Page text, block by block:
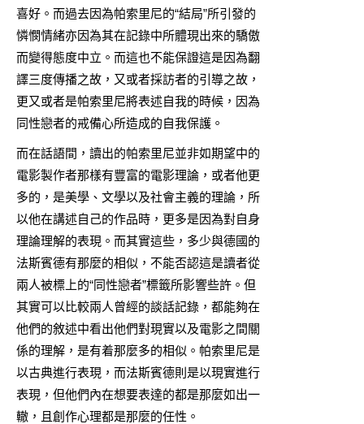
喜好。而過去因為帕索里尼的“結局”所引發的
憐憫情緒亦因為其在記錄中所體現出來的驕傲
而變得態度中立。而這也不能保證這是因為翻
譯三度傳播之故，又或者採訪者的引導之故，
更又或者是帕索里尼將表述自我的時候，因為
同性戀者的戒備心所造成的自我保護。
而在話語間，讀出的帕索里尼並非如期望中的
電影製作者那樣有豐富的電影理論，或者他更
多的，是美學、文學以及社會主義的理論，所
以他在講述自己的作品時，更多是因為對自身
理論理解的表現。而其實這些，多少與德國的
法斯賓德有那麼的相似，不能否認這是讀者從
兩人被標上的“同性戀者”標籤所影響些許。但
其實可以比較兩人曾經的談話記錄，都能夠在
他們的敘述中看出他們對現實以及電影之間關
係的理解，是有着那麼多的相似。帕索里尼是
以古典進行表現，而法斯賓德則是以現實進行
表現，但他們內在想要表達的都是那麼如出一
轍，且創作心理都是那麼的任性。